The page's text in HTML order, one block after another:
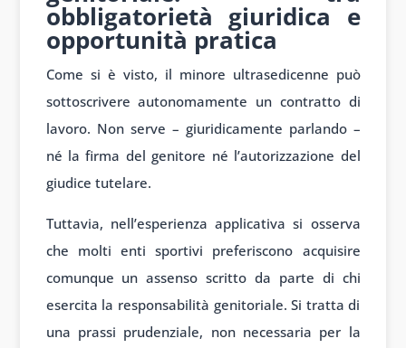
obbligatorietà giuridica e
opportunità pratica
Come si è visto, il minore ultrasedicenne può
sottoscrivere autonomamente un contratto di
lavoro. Non serve – giuridicamente parlando –
né la firma del genitore né l’autorizzazione del
giudice tutelare.
Tuttavia, nell’esperienza applicativa si osserva
che molti enti sportivi preferiscono acquisire
comunque un assenso scritto da parte di chi
esercita la responsabilità genitoriale. Si tratta di
una prassi prudenziale, non necessaria per la